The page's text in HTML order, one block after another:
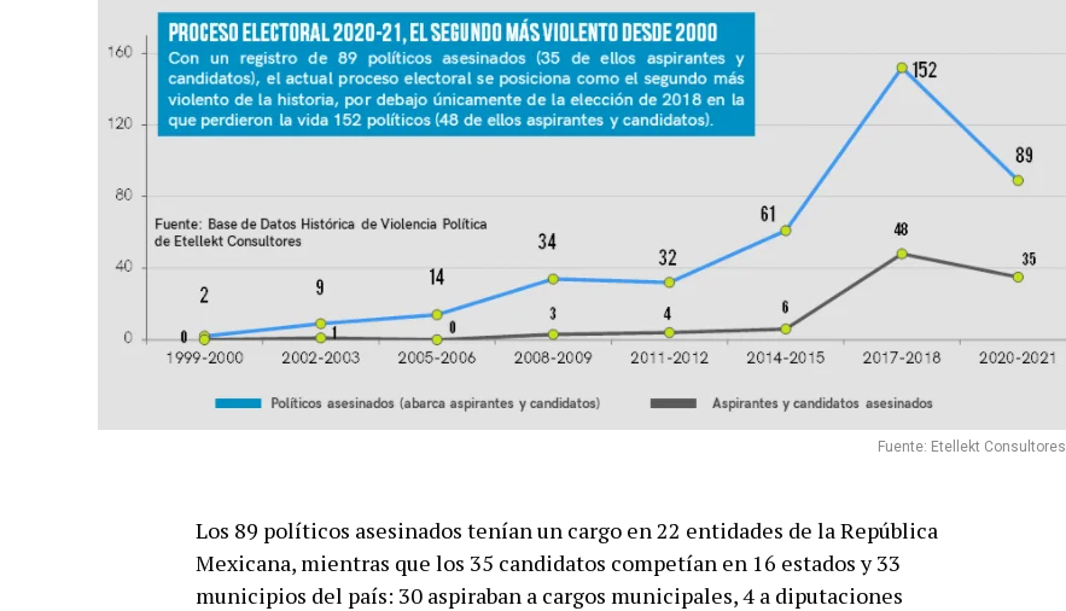
Fuente: Etellekt Consultores
Los 89 políticos asesinados tenían un cargo en 22 entidades de la República
Mexicana, mientras que los 35 candidatos competían en 16 estados y 33
municipios del país: 30 aspiraban a cargos municipales, 4 a diputaciones